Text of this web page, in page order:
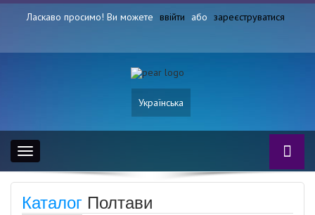
Ласкаво просимо! Ви можете ввійти або зареєструватися
Українська
Toggle
navigation
Каталог Полтави